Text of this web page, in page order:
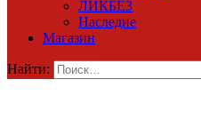
ЛИКБЕЗ
Наследие
Магазин
Найти: